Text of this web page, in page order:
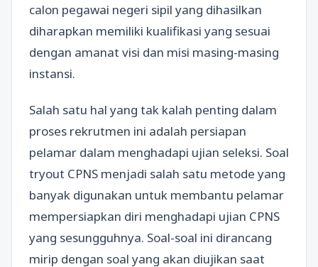
calon pegawai negeri sipil yang dihasilkan
diharapkan memiliki kualifikasi yang sesuai
dengan amanat visi dan misi masing-masing
instansi.
Salah satu hal yang tak kalah penting dalam
proses rekrutmen ini adalah persiapan
pelamar dalam menghadapi ujian seleksi. Soal
tryout CPNS menjadi salah satu metode yang
banyak digunakan untuk membantu pelamar
mempersiapkan diri menghadapi ujian CPNS
yang sesungguhnya. Soal-soal ini dirancang
mirip dengan soal yang akan diujikan saat